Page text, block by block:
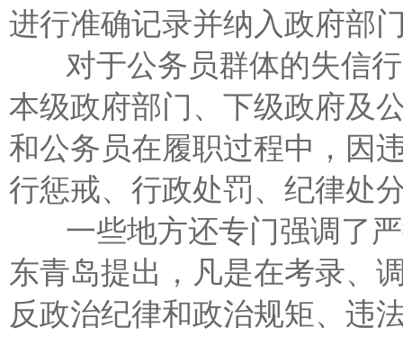
进行准确记录并纳入政府部
对于公务员群体的失信行
本级政府部门、下级政府及
和公务员在履职过程中，因
行惩戒、行政处罚、纪律处
一些地方还专门强调了严
东青岛提出，凡是在考录、
反政治纪律和政治规矩、违